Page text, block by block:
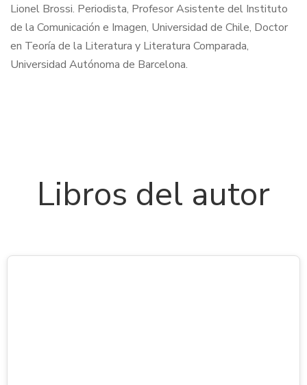
Lionel Brossi. Periodista, Profesor Asistente del Instituto
de la Comunicación e Imagen, Universidad de Chile, Doctor
en Teoría de la Literatura y Literatura Comparada,
Universidad Autónoma de Barcelona.
Libros del autor